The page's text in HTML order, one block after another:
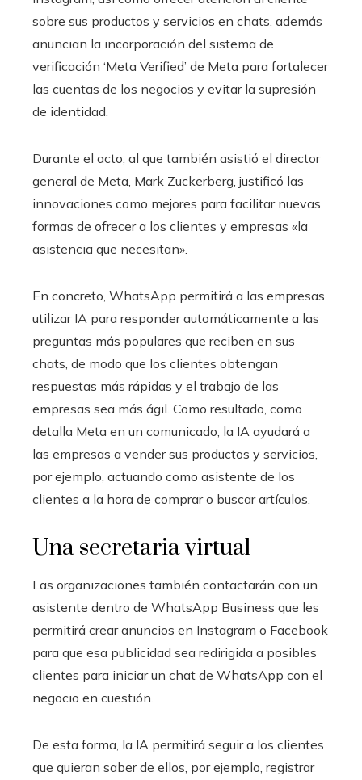
sobre sus productos y servicios en chats, además
anuncian la incorporación del sistema de
verificación ‘Meta Verified’ de Meta para fortalecer
las cuentas de los negocios y evitar la supresión
de identidad.
Durante el acto, al que también asistió el director
general de Meta, Mark Zuckerberg, justificó las
innovaciones como mejores para facilitar nuevas
formas de ofrecer a los clientes y empresas «la
asistencia que necesitan».
En concreto, WhatsApp permitirá a las empresas
utilizar IA para responder automáticamente a las
preguntas más populares que reciben en sus
chats, de modo que los clientes obtengan
respuestas más rápidas y el trabajo de las
empresas sea más ágil. Como resultado, como
detalla Meta en un comunicado, la IA ayudará a
las empresas a vender sus productos y servicios,
por ejemplo, actuando como asistente de los
clientes a la hora de comprar o buscar artículos.
Una secretaria virtual
Las organizaciones también contactarán con un
asistente dentro de WhatsApp Business que les
permitirá crear anuncios en Instagram o Facebook
para que esa publicidad sea redirigida a posibles
clientes para iniciar un chat de WhatsApp con el
negocio en cuestión.
De esta forma, la IA permitirá seguir a los clientes
que quieran saber de ellos, por ejemplo, registrar